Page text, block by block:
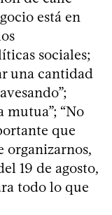
está en
sociales;
una cantidad
mutua”; “No
que
organizarnos,
19 de agosto,
todo lo que